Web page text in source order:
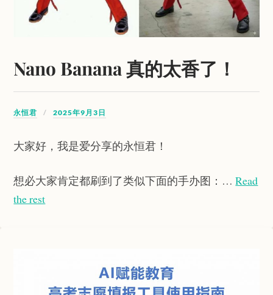
Nano Banana 真的太香了！
永恒君 2025年9月3日
大家好，我是爱分享的永恒君！
想必大家肯定都刷到了类似下面的手办图：…Read
the rest